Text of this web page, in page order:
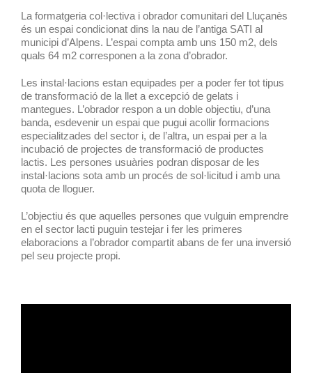
La formatgeria col·lectiva i obrador comunitari del Lluçanès
és un espai condicionat dins la nau de l’antiga SATI al
municipi d’Alpens. L’espai compta amb uns 150 m2, dels
quals 64 m2 corresponen a la zona d’obrador.
Les instal·lacions estan equipades per a poder fer tot tipus
de transformació de la llet a excepció de gelats i
mantegues. L’obrador respon a un doble objectiu, d’una
banda, esdevenir un espai que pugui acollir formacions
especialitzades del sector i, de l’altra, un espai per a la
incubació de projectes de transformació de productes
lactis. Les persones usuàries podran disposar de les
instal·lacions sota amb un procés de sol·licitud i amb una
quota de lloguer.
L’objectiu és que aquelles persones que vulguin emprendre
en el sector lacti puguin testejar i fer les primeres
elaboracions a l’obrador compartit abans de fer una inversió
pel seu projecte propi.